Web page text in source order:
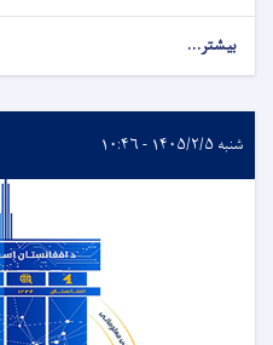
بیشتر...
شنبه ۱۴۰۵/۲/۵ - ۱۰:۴۶